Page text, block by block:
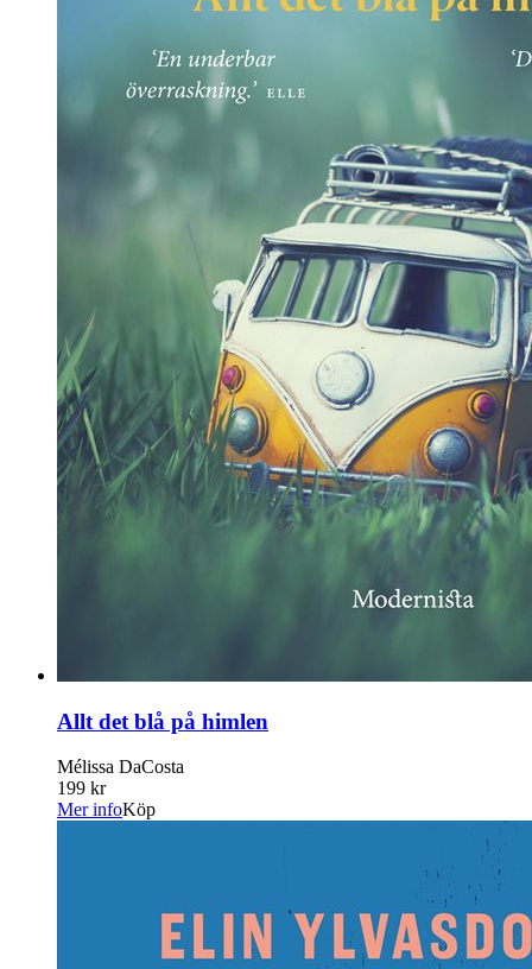
Allt det blå på himlen
Mélissa DaCosta
199 kr
Mer infoKöp